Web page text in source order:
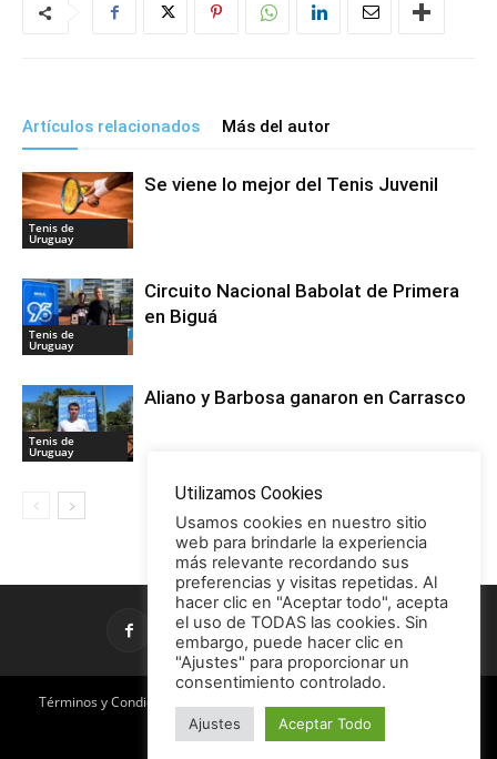
Artículos relacionados Más del autor
Tenis de
Uruguay
Se viene lo mejor del Tenis Juvenil
Tenis de
Uruguay
Circuito Nacional Babolat de Primera
en Biguá
Tenis de
Uruguay
Aliano y Barbosa ganaron en Carrasco
Términos y Condiciones
Publicidad en TCE
Licencia CC
Utilizamos Cookies
Usamos cookies en nuestro sitio
web para brindarle la experiencia
más relevante recordando sus
preferencias y visitas repetidas. Al
hacer clic en "Aceptar todo", acepta
el uso de TODAS las cookies. Sin
embargo, puede hacer clic en
"Ajustes" para proporcionar un
consentimiento controlado.
Ajustes Aceptar Todo